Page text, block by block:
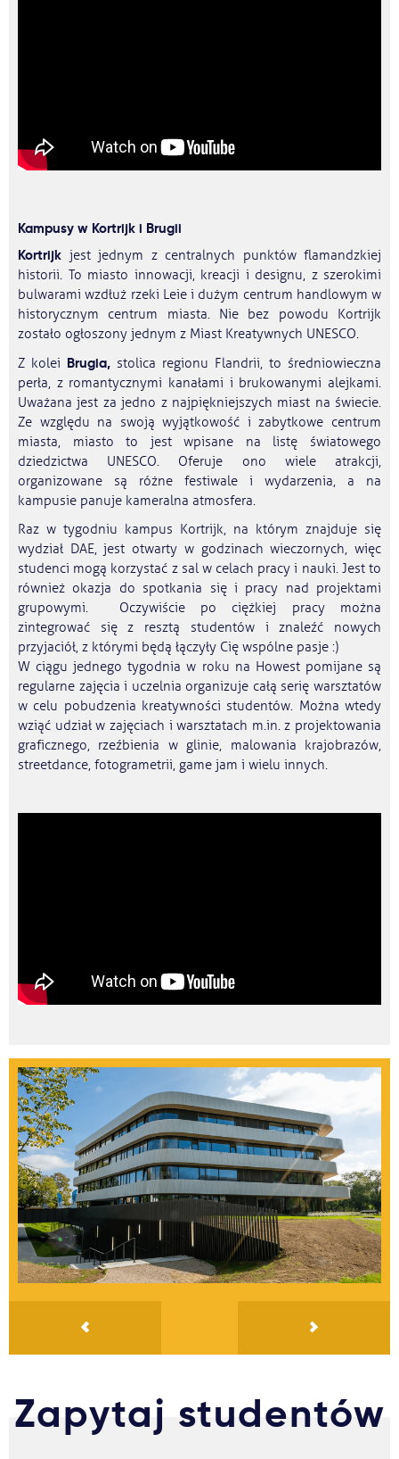
Kampusy w Kortrijk i Brugii
Kortrijk jest jednym z centralnych punktów flamandzkiej
historii. To miasto innowacji, kreacji i designu, z szerokimi
bulwarami wzdłuż rzeki Leie i dużym centrum handlowym w
historycznym centrum miasta. Nie bez powodu Kortrijk
zostało ogłoszony jednym z Miast Kreatywnych UNESCO.
Z kolei Brugia, stolica regionu Flandrii, to średniowieczna
perła, z romantycznymi kanałami i brukowanymi alejkami.
Uważana jest za jedno z najpiękniejszych miast na świecie.
Ze względu na swoją wyjątkowość i zabytkowe centrum
miasta, miasto to jest wpisane na listę światowego
dziedzictwa UNESCO. Oferuje ono wiele atrakcji,
organizowane są różne festiwale i wydarzenia, a na
kampusie panuje kameralna atmosfera.
Raz w tygodniu kampus Kortrijk, na którym znajduje się
wydział DAE, jest otwarty w godzinach wieczornych, więc
studenci mogą korzystać z sal w celach pracy i nauki. Jest to
również okazja do spotkania się i pracy nad projektami
grupowymi. Oczywiście po ciężkiej pracy można
zintegrować się z resztą studentów i znaleźć nowych
przyjaciół, z którymi będą łączyły Cię wspólne pasje :)
W ciągu jednego tygodnia w roku na Howest pomijane są
regularne zajęcia i uczelnia organizuje całą serię warsztatów
w celu pobudzenia kreatywności studentów. Można wtedy
wziąć udział w zajęciach i warsztatach m.in. z projektowania
graficznego, rzeźbienia w glinie, malowania krajobrazów,
streetdance, fotogrametrii, game jam i wielu innych.
Zapytaj studentów